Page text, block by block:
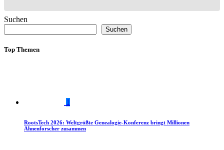
Suchen
Suchen
Top Themen
1
RootsTech 2026: Weltgrößte Genealogie-Konferenz bringt Millionen
Ahnenforscher zusammen